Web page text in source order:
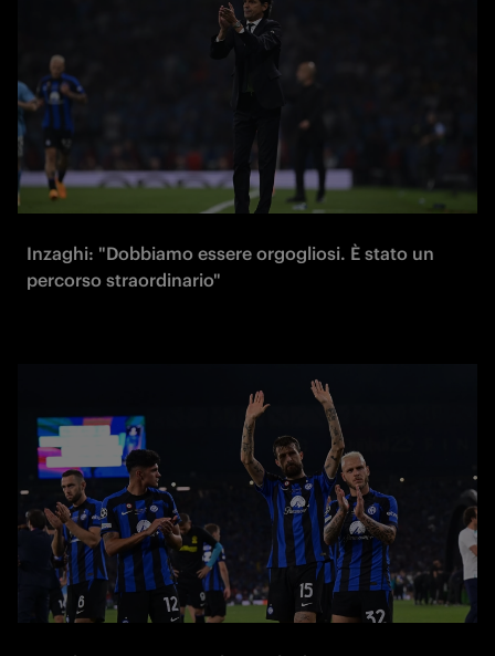
Inzaghi: "Dobbiamo essere orgogliosi. È stato un
percorso straordinario"